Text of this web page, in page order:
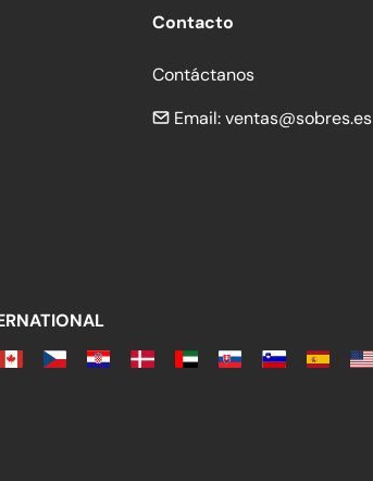
Contacto
Contáctanos
Email:ventas@sobres.es